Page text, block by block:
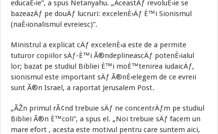
educaÈ›ie”, a spus Netanyahu. „AceastÄƒ revoluÈ›ie se
bazeazÄƒ pe douÄƒ lucruri: excelenÈ›Äƒ È™i Sionismul
(naÈ›ionalismul evreiesc)”.
Ministrul a explicat cÄƒ excelenÈ›a este de a permite
tuturor copiilor sÄƒ-È™i Ã®ndeplineascÄƒ potenÈ›ialul
lor; bazat pe studiul Bibliei È™i moÈ™tenirea iudaicÄƒ,
sionismul este important sÄƒ Ã®nÈ›elegem de ce evreii
sunt Ã®n Israel, a raportat Jerusalem Post.
„ÃŽn primul rÃ¢nd trebuie sÄƒ ne concentrÄƒm pe studiul
Bibliei Ã®n È™coli”, a spus el. „Noi trebuie sÄƒ facem un
mare efort , acesta este motivul pentru care suntem aici,